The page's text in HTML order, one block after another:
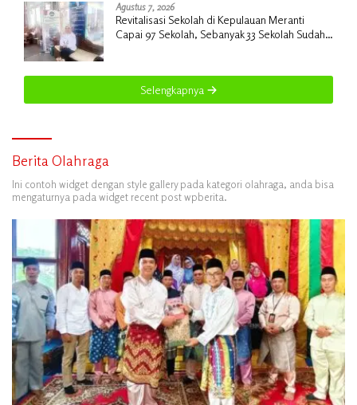
Agustus 7, 2026
Revitalisasi Sekolah di Kepulauan Meranti
Capai 97 Sekolah, Sebanyak 33 Sekolah Sudah
Selengkapnya
Berita Olahraga
Ini contoh widget dengan style gallery pada kategori olahraga, anda bisa
mengaturnya pada widget recent post wpberita.